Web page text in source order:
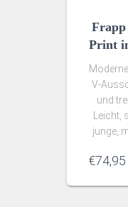
Print
V-
und
junge,
€74,95